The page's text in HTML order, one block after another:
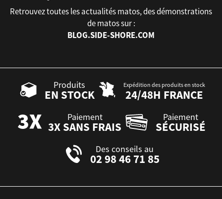
Retrouvez toutes les actualités matos, des démonstrations
de matos sur :
BLOG.SIDE-SHORE.COM
Produits
EN STOCK
Expédition des produits en stock
24/48H FRANCE
Paiement
3X SANS FRAIS
Paiement
SÉCURISÉ
Des conseils au
02 98 46 71 85